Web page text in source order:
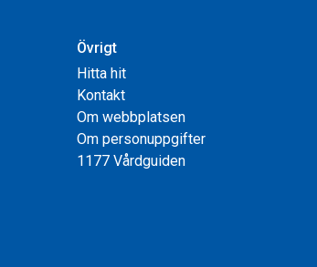
Övrigt
Hitta hit
Kontakt
Om webbplatsen
Om personuppgifter
1177 Vårdguiden